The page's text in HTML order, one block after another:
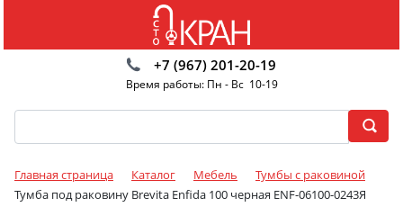
+7 (967) 201-20-19
Время работы: Пн - Вс 10-19
Главная страница Каталог Мебель
Тумбы с раковиной
Тумба под раковину Brevita Enfida 100 черная ENF-06100-0243Я